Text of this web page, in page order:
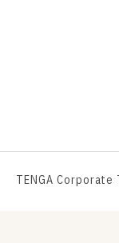
TENGA Corporate